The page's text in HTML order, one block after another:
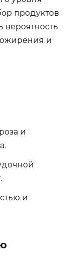
продуктов
вероятность
ожирения и
и
и